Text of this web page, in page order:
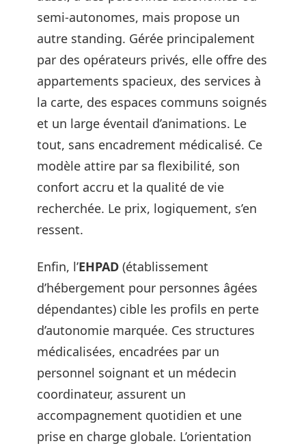
semi-autonomes, mais propose un
autre standing. Gérée principalement
par des opérateurs privés, elle offre des
appartements spacieux, des services à
la carte, des espaces communs soignés
et un large éventail d’animations. Le
tout, sans encadrement médicalisé. Ce
modèle attire par sa flexibilité, son
confort accru et la qualité de vie
recherchée. Le prix, logiquement, s’en
ressent.
Enfin, l’EHPAD (établissement
d’hébergement pour personnes âgées
dépendantes) cible les profils en perte
d’autonomie marquée. Ces structures
médicalisées, encadrées par un
personnel soignant et un médecin
coordinateur, assurent un
accompagnement quotidien et une
prise en charge globale. L’orientation